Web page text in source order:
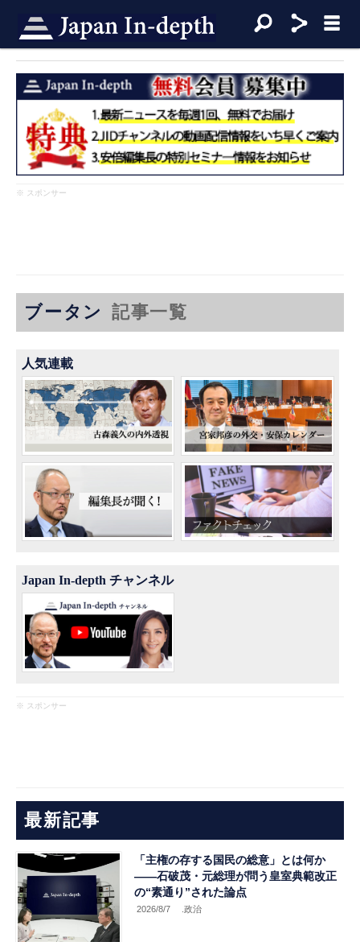
※ スポンサー
ブータン 記事一覧
人気連載
Japan In-depth チャンネル
※ スポンサー
最新記事
「主権の存する国民の総意」とは何か
――石破茂・元総理が問う皇室典範改正
の“素通り”された論点
2026/8/7 .政治